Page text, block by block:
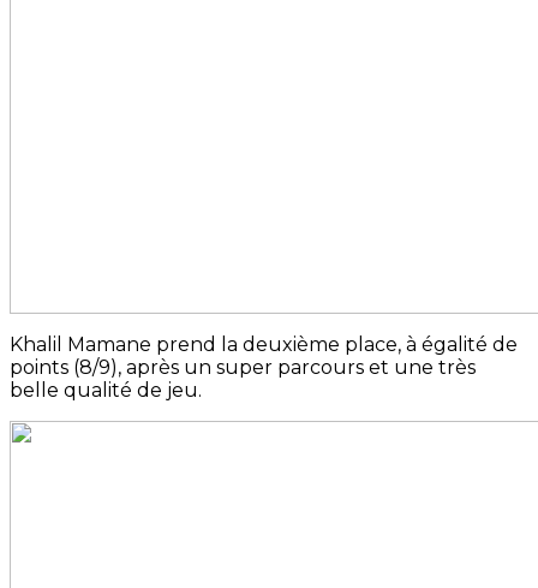
Khalil Mamane prend la deuxième place, à égalité de
points (8/9), après un super parcours et une très
belle qualité de jeu.